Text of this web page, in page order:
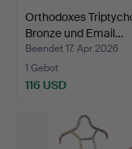
Orthodoxes
Bronze und Email…
Beendet 17. Apr 2026
1 Gebot
116 USD